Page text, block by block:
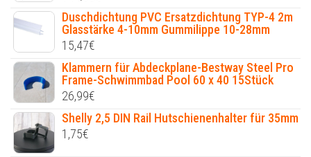
Duschdichtung PVC Ersatzdichtung TYP-4 2m
Glasstärke 4-10mm Gummilippe 10-28mm
15,47€
Klammern für Abdeckplane-Bestway Steel Pro
Frame-Schwimmbad Pool 60 x 40 15Stück
26,99€
Shelly 2,5 DIN Rail Hutschienenhalter für 35mm
1,75€